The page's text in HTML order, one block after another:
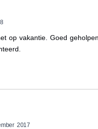
op vakantie. Goed
2017